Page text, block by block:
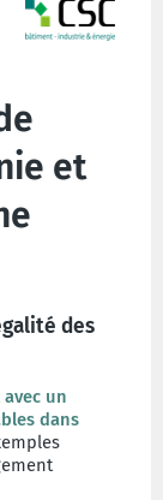
et
des
un
dans